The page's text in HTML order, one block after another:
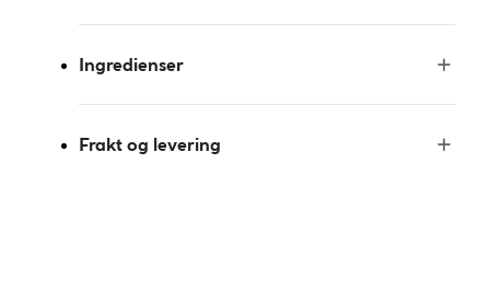
Ingredienser
Frakt og levering